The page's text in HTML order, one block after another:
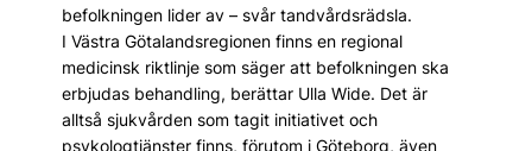
befolkningen lider av ­­­­­­– svår tandvårdsrädsla.
I Västra Götalandsregionen finns en regional
medicinsk riktlinje som säger att befolkningen ska
erbjudas behandling, berättar Ulla Wide. Det är
alltså sjukvården som tagit initiativet och
psykologtjänster finns, förutom i Göteborg, även